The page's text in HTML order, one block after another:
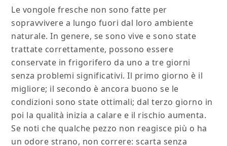
Le vongole fresche non sono fatte per
sopravvivere a lungo fuori dal loro ambiente
naturale. In genere, se sono vive e sono state
trattate correttamente, possono essere
conservate in frigorifero da uno a tre giorni
senza problemi significativi. Il primo giorno è il
migliore; il secondo è ancora buono se le
condizioni sono state ottimali; dal terzo giorno in
poi la qualità inizia a calare e il rischio aumenta.
Se noti che qualche pezzo non reagisce più o ha
un odore strano, non correre: scarta senza